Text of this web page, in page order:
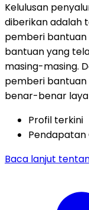
Kelulusan
diberikan adalah
pemberi
bantuan yang
masing-masing.
pemberi
benar-benar
Profil terkini
Pendapatan
Baca lanjut